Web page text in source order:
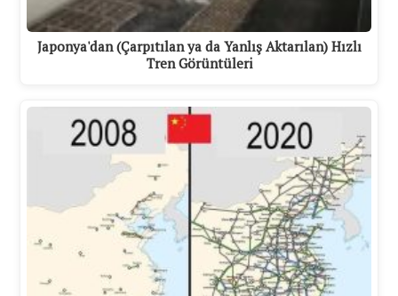
Japonya'dan (Çarpıtılan ya da Yanlış Aktarılan) Hızlı
Tren Görüntüleri